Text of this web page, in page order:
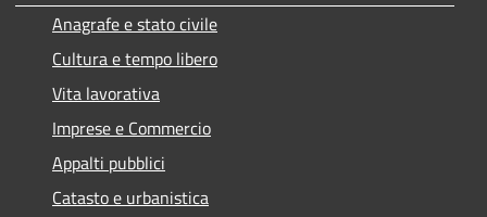
Anagrafe e stato civile
Cultura e tempo libero
Vita lavorativa
Imprese e Commercio
Appalti pubblici
Catasto e urbanistica